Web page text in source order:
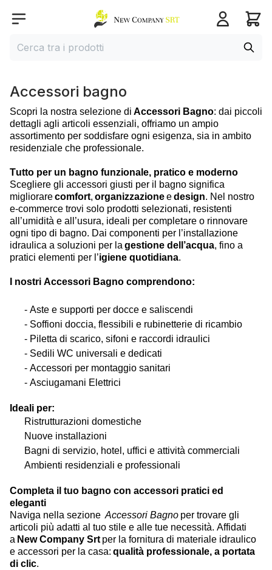
Open menu
Home page
Cerca
Accessori bagno
Scopri la nostra selezione di Accessori Bagno: dai piccoli
dettagli agli articoli essenziali, offriamo un ampio
assortimento per soddisfare ogni esigenza, sia in ambito
residenziale che professionale.
Tutto per un bagno funzionale, pratico e moderno
Scegliere gli accessori giusti per il bagno significa
migliorarecomfort, organizzazioneedesign. Nel nostro
e-commerce trovi solo prodotti selezionati, resistenti
all’umidità e all’usura, ideali per completare o rinnovare
ogni tipo di bagno. Dai componenti per l’installazione
idraulica a soluzioni per la gestione dell’acqua, fino a
pratici elementi per l’igiene quotidiana.
I nostri Accessori Bagno comprendono:
- Aste e supporti per docce e saliscendi
- Soffioni doccia, flessibili e rubinetterie di ricambio
- Piletta di scarico, sifoni e raccordi idraulici
- Sedili WC universali e dedicati
- Accessori per montaggio sanitari
- Asciugamani Elettrici
Ideali per:
Ristrutturazioni domestiche
Nuove installazioni
Bagni di servizio, hotel, uffici e attività commerciali
Ambienti residenziali e professionali
Completa il tuo bagno con accessori pratici ed
eleganti
Naviga nella sezione Accessori Bagno per trovare gli
articoli più adatti al tuo stile e alle tue necessità. Affidati
a New Company Srt per la fornitura di materiale idraulico
e accessori per la casa: qualità professionale, a portata
di clic.